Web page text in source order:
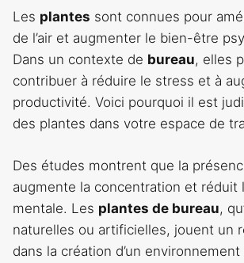
Les plantes sont connues pour
de l’air et augmenter le bien-être
Dans un contexte de bureau, elles
contribuer à réduire le stress et à
productivité. Voici pourquoi il est
des plantes dans votre espace de
Des études montrent que la
augmente la concentration et réduit
mentale. Les plantes de bureau,
naturelles ou artificielles, jouent un
dans la création d’un